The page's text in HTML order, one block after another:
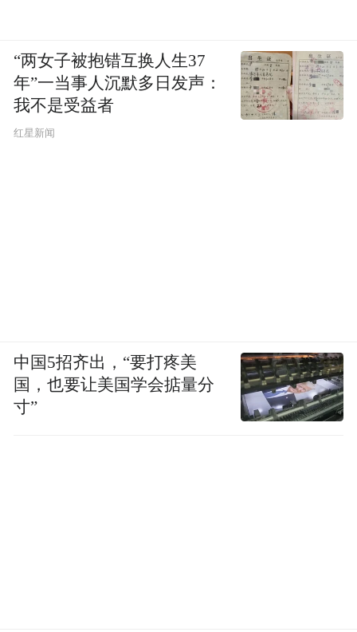
“两女子被抱错互换人生37
年”一当事人沉默多日发声：
我不是受益者
红星新闻
中国5招齐出，“要打疼美
国，也要让美国学会掂量分
寸”